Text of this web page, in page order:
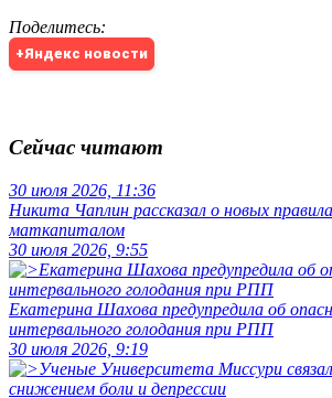
Поделитесь:
+Яндекс новости
Сейчас читают
30 июля 2026, 11:36
Никита Чаплин рассказал о новых
маткапиталом
30 июля 2026, 9:55
Екатерина Шахова предупредила об
интервального голодания при РПП
30 июля 2026, 9:19